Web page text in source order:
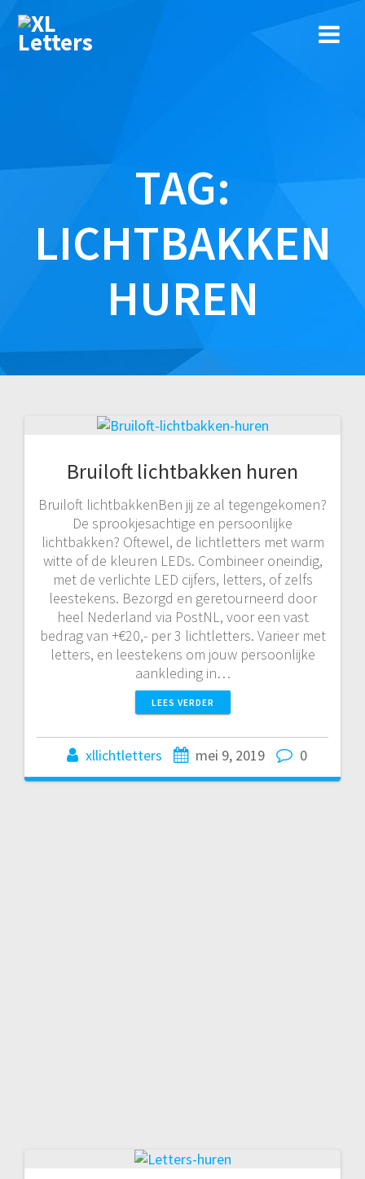
TAG:
LICHTBAKKEN
HUREN
Bruiloft lichtbakken huren
Bruiloft lichtbakkenBen jij ze al tegengekomen?
De sprookjesachtige en persoonlijke
lichtbakken? Oftewel, de lichtletters met warm
witte of de kleuren LEDs. Combineer oneindig,
met de verlichte LED cijfers, letters, of zelfs
leestekens. Bezorgd en geretourneerd door
heel Nederland via PostNL, voor een vast
bedrag van +€20,- per 3 lichtletters. Varieer met
letters, en leestekens om jouw persoonlijke
aankleding in…
LEES VERDER
xllichtletters mei 9, 2019 0